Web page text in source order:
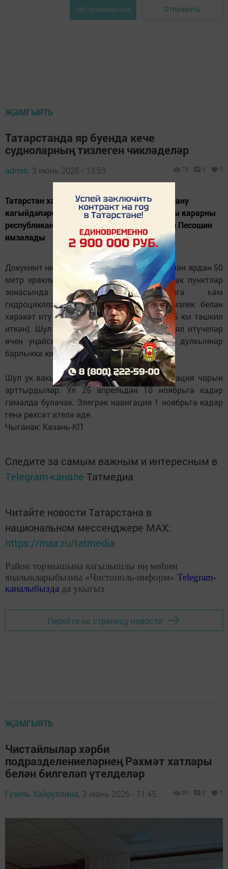
Авторизоваться Отправить
ҖӘМГЫЯТЬ
Татарстанда яр буенда кече
судноларның тизлеген чикләделәр
admin, 3 июнь 2026 - 13:53 73 0 0
Татарстан хакимияте кече судноларны куллану
кагыйдәләрен катгыйландырды. Бу хактагы карарны
республиканың Премьер-министры Алексей Песошин
имзалады
Документ нигезендә, быелның 1 сентябреннән ярдан 50
метр ераклыктагы су объектларында торак пунктлар
зонасында катерларга, көймәләргә һәм
гидроциклларга сәгатенә 10 километр тизлек белән
хәрәкәт итү тыела (элек лимит сәгатенә 15 км тәшкил
иткән). Шул ук вакытта суднолар пляжда ял итүчеләр
өчен уңайсызлыклар тудыра торган зур дулкыннар
барлыкка килмәслек итеп узарга тиеш.
Шул ук вакытта кече суднолар өчен навигация чорын
арттырдылар. Ул 25 апрельдән 10 ноябрьгә кадәр
гамәлдә булачак. Элегрәк навигация 1 ноябрьгә кадәр
генә рөхсәт ителә иде.
Чыганак: Казань-КП
Следите за самым важным и интересным в
Telegram-канале Татмедиа
Читайте новости Татарстана в
национальном мессенджере MАХ:
https://max.ru/tatmedia
Район тормышына кагылышлы иң мөһим
яңалыкларыбызны «Чистополь-информ» Telegram-
каналыбызда да укыгыз
Перейти на страницу новости
ҖӘМГЫЯТЬ
Чистайлылар хәрби
подразделениеләрнең Рәхмәт хатлары
белән билгеләп үтелделәр
Гузель Хайруллина, 3 июнь 2026 - 11:45 35 0 0